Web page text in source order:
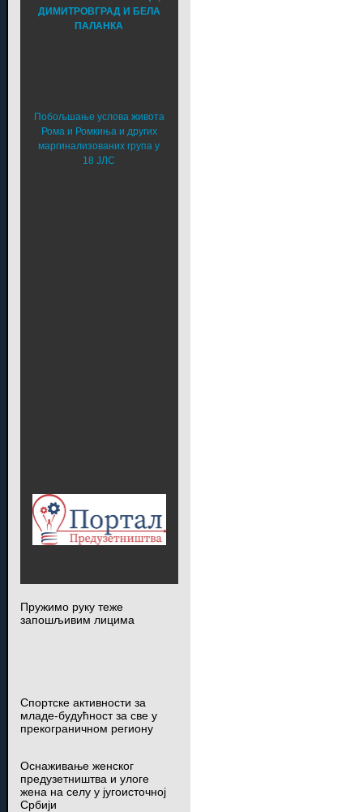
ДИМИТРОВГРАД И БЕЛА
ПАЛАНКА
Побољшање услова живота
Рома и Ромкиња и других
маргинализованих група у
18 ЈЛС
Пружимо руку теже
запошљивим лицима
Спортске активности за
младе-будућност за све у
прекограничном региону
Оснаживање женског
предузетништва и улоге
жена на селу у југоисточној
Србији